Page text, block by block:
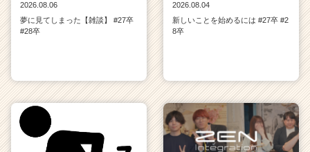
2026.08.06
夢に見てしまった【雑談】 #27卒
#28卒
2026.08.04
新しいことを始めるには #27卒 #2
8卒